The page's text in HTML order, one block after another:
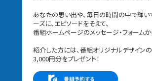
あなたの思い出や、毎日の時間の中で輝い
ーズに、エピソードをそえて、
番組ホームページのメッセージ・フォームか
紹介した方には、番組オリジナルデザイン
3,000円分をプレゼント！